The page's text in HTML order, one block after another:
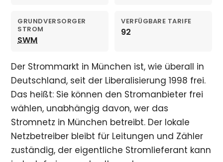
GRUNDVERSORGER
STROM
SWM
VERFÜGBARE TARIFE
92
Der Strommarkt in München ist, wie überall in
Deutschland, seit der Liberalisierung 1998 frei.
Das heißt: Sie können den Stromanbieter frei
wählen, unabhängig davon, wer das
Stromnetz in München betreibt. Der lokale
Netzbetreiber bleibt für Leitungen und Zähler
zuständig, der eigentliche Stromlieferant kann